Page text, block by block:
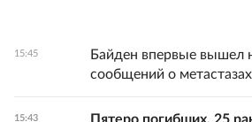
15:45
Байден впервые вышел
сообщений о
15:43